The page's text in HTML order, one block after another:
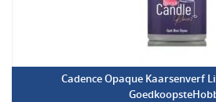
Cadence Opaque Kaarsenverf